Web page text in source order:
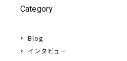
Category
Blog
インタビュー